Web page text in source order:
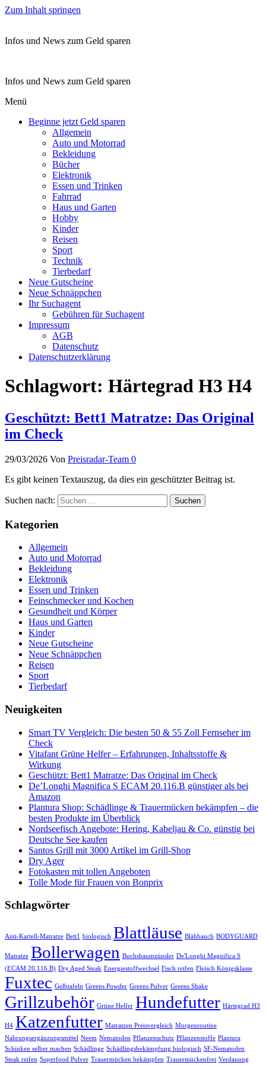
Zum Inhalt springen
Infos und News zum Geld sparen
Infos und News zum Geld sparen
Menü
Beginne jetzt Geld sparen
Allgemein
Auto und Motorrad
Bekleidung
Bücher
Elektronik
Essen und Trinken
Fahrrad
Haus und Garten
Hobby
Kinder
Reisen
Sport
Technik
Tierbedarf
Neue Gutscheine
Neue Schnäppchen
Ihr Suchagent
Gebühren für Suchagent
Impressum
AGB
Datenschutz
Datenschutzerklärung
Schlagwort: Härtegrad H3 H4
Geschützt: Bett1 Matratze: Das Original
im Check
29/03/2026 Von Preisradar-Team 0
Es gibt keinen Textauszug, da dies ein geschützter Beitrag ist.
Suchen nach:
Kategorien
Allgemein
Auto und Motorrad
Bekleidung
Elektronik
Essen und Trinken
Feinschmecker und Kochen
Gesundheit und Körper
Haus und Garten
Kinder
Neue Gutscheine
Neue Schnäppchen
Reisen
Sport
Tierbedarf
Neuigkeiten
Smart TV Vergleich: Die besten 50 & 55 Zoll Fernseher im
Check
Vitafant Grüne Helfer – Erfahrungen, Inhaltsstoffe &
Wirkung
Geschützt: Bett1 Matratze: Das Original im Check
De’Longhi Magnifica S ECAM 20.116.B günstiger als bei
Amazon
Plantura Shop: Schädlinge & Trauermücken bekämpfen – die
besten Produkte im Überblick
Nordseefisch Angebote: Hering, Kabeljau & Co. günstig bei
Deutsche See kaufen
Santos Grill mit 3000 Artikel im Grill-Shop
Dry Ager
Fotokasten mit tollen Angeboten
Tolle Mode für Frauen von Bonprix
Schlagwörter
Anti-Kartell-Matratze Bett1 biologisch Blattläuse Blähbauch BODYGUARD
Matratze Bollerwagen Buchsbaumzünsler De'Longhi Magnifica S
(ECAM 20.116.B) Dry Aged Steak Energiestoffwechsel Fisch reifen Fleisch Königsklasse
Fuxtec Gelbtafeln Greens Powder Greens Pulver Greens Shake
Grillzubehör Grüne Helfer Hundefutter Härtegrad H3
H4 Katzenfutter Matratzen Preisvergleich Morgenroutine
Nahrungsergänzungsmittel Neem Nematoden Pflanzenschutz Pflanzenstoffe Plantura
Schinken selber machen Schädlinge Schädlingsbekämpfung biologisch SF-Nematoden
Steak reifen Superfood Pulver Trauermücken bekämpfen Trauermückenfrei Verdauung